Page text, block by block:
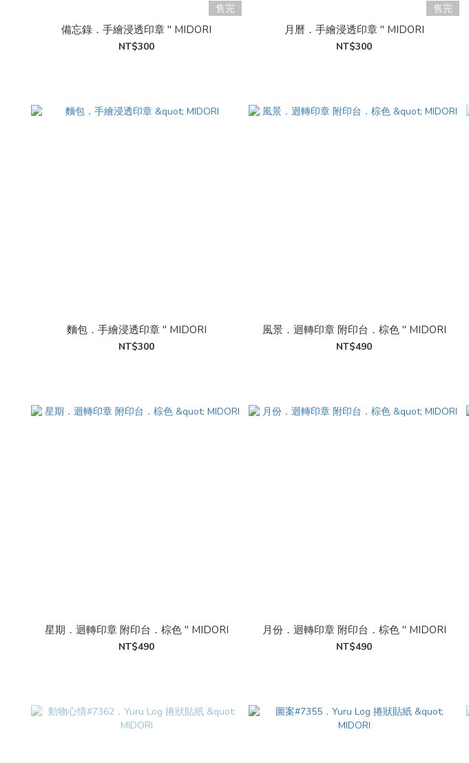
售完
備忘錄．手繪浸透印章 " MIDORI
NT$300
售完
月曆．手繪浸透印章 " MIDORI
NT$300
麵包．手繪浸透印章 " MIDORI
NT$300
風景．迴轉印章 附印台．棕色 " MIDORI
NT$490
星期．迴轉印章 附印台．棕色 " MIDORI
NT$490
月份．迴轉印章 附印台．棕色 " MIDORI
NT$490